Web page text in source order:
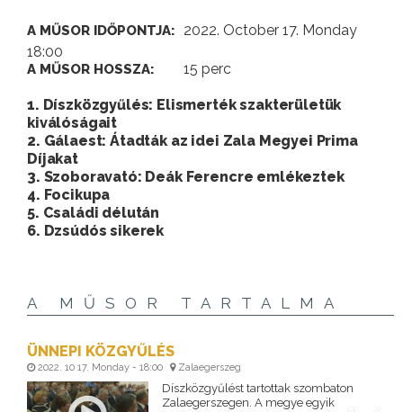
A MŰSOR IDŐPONTJA:
2022. October 17. Monday
18:00
A MŰSOR HOSSZA: 15 perc
1. Díszközgyűlés: Elismerték szakterületük
kiválóságait
2. Gálaest: Átadták az idei Zala Megyei Prima
Díjakat
3. Szoboravató: Deák Ferencre emlékeztek
4. Focikupa
5. Családi délután
6. Dzsúdós sikerek
A MŰSOR TARTALMA
ÜNNEPI KÖZGYŰLÉS
2022. 10 17. Monday - 18:00 Zalaegerszeg
Díszközgyűlést tartottak szombaton
Zalaegerszegen. A megye egyik